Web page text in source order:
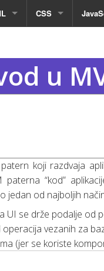
– OOP
za upravljanje SQL
HTML tagovi
tagovi za grupisanje
CSS
Box model
Pozicioniranja
u
koji razdvaja
paterna “kod”
od najboljih
UI se drže podalje od
vezanih za
(jer se koriste